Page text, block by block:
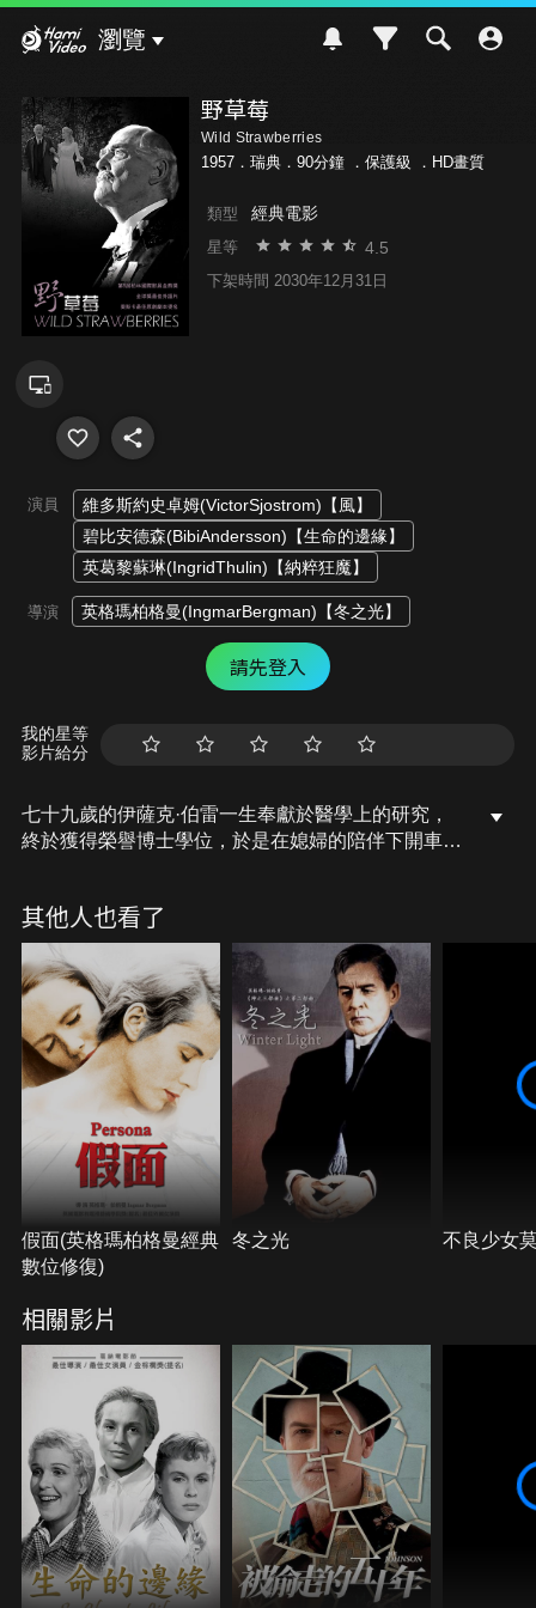
瀏覽
野草莓
Wild Strawberries
1957．瑞典．90分鐘 ． 保護級 ．HD畫質
類型 經典電影
星等 4.5
下架時間 2030年12月31日
演員
維多斯約史卓姆(VictorSjostrom)【風】
碧比安德森(BibiAndersson)【生命的邊緣】
英葛黎蘇琳(IngridThulin)【納粹狂魔】
導演 英格瑪柏格曼(IngmarBergman)【冬之光】
請先登入
我的星等
影片給分
七十九歲的伊薩克·伯雷一生奉獻於醫學上的研究，
終於獲得榮譽博士學位，於是在媳婦的陪伴下開車前
薩克坐在年少曾住過房子旁的草坪上開始忘我地回憶
自己的少年時期，他看見心儀的堂妹薩拉摘草莓送給
失聰的爺爺，從幻想清醒過來的伊薩克，望著站立在
他面前的竟與薩拉長得十分相似的少女與兩名青年。
伊薩克感悟並埋怨自已為了學問，將愛情等閒視之，
時光流逝，青春和愛情一去不返……
其他人也看了
假面(英格瑪柏格曼經典
數位修復)
冬之光 不良少女
相關影片